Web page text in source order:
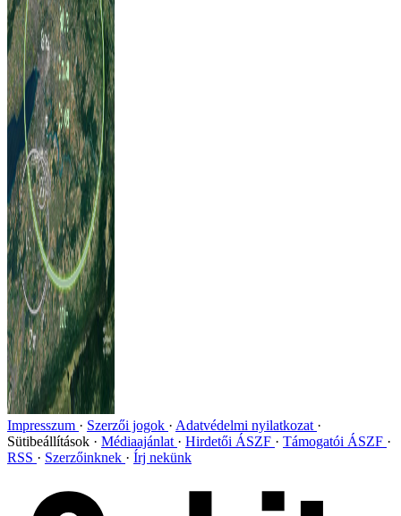
Impresszum Szerzői jogok
Adatvédelmi nyilatkozat
Sütibeállítások
Médiaajánlat Hirdetői ÁSZF
Támogatói ÁSZF
RSS
Szerzőinknek Írj nekünk